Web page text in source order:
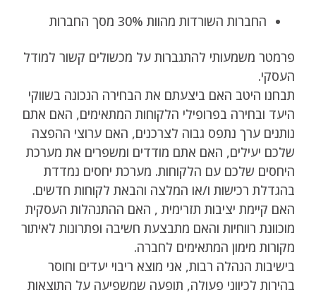
החברות השורדות מהוות 30% מסך החברות
פרמטר משמעותי להתגברות על מכשולים קשור למודל
העסקי.
תבחנו היטב האם ביצעתם את הבחירה הנכונה בשווקי
היעד ובחירה בפרופילי הלקוחות המתאימים, האם אתם
נותנים ערך נתפס גבוה לצרכנים, האם ערוצי ההפצה
שלכם יעילים, האם אתם מודדים ומשפרים את מערכת
היחסים שלכם עם הלקוחות. מערכת יחסים נמדדת
בהגדלת רכישות ו/או המלצה והבאת לקוחות חדשים.
האם קיימת יציבות תזרימית , האם ההתנהלות העסקית
מוכוונת רווחיות והאם מתבצעת חשיבה ופתרונות לאיתור
מקורות מימון המתאימים לחברה.
בישיבות הנהלה רבות, אני מוצא ריבוי יעדים וחוסר
בהירות לכיווני פעולה, תופעה שמשפיעה על התוצאות